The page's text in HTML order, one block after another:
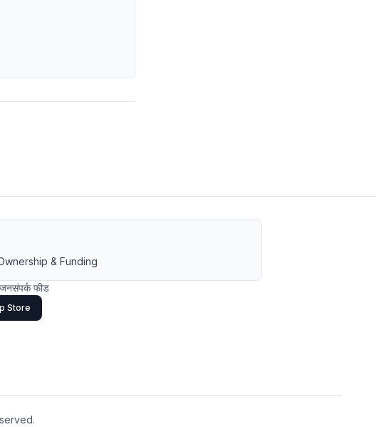
& Funding
फीड
Store